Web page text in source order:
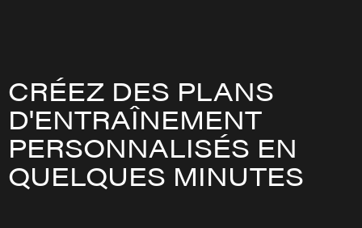
CRÉEZ DES PLANS
D'ENTRAÎNEMENT
PERSONNALISÉS EN
QUELQUES MINUTES